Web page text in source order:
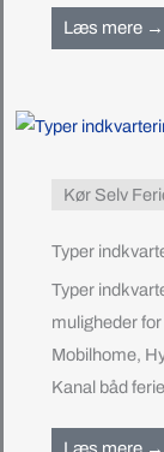
Læs mere →
Kør Selv
Typer
Typer
muligheder
Mobilhome,
Kanal båd
Læs mere →